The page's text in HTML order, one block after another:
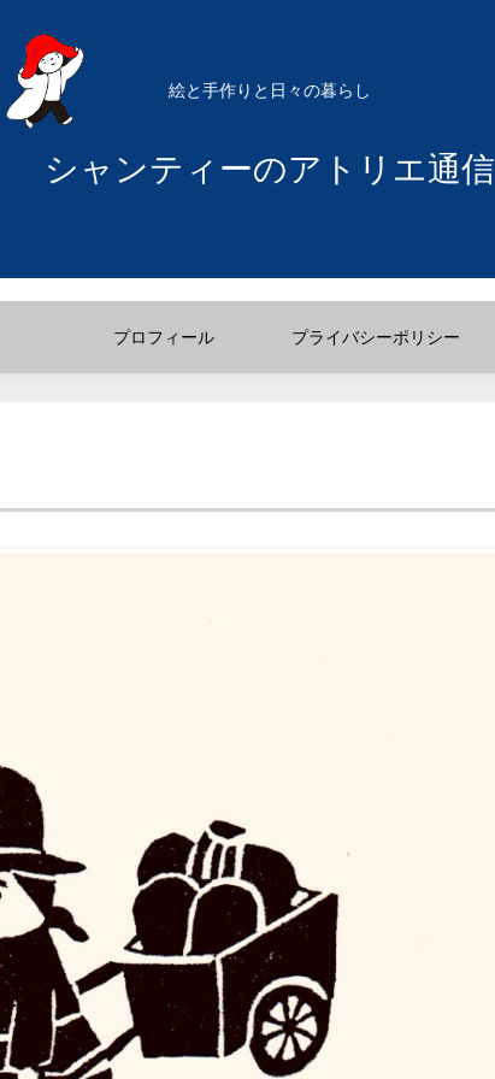
絵と手作りと日々の暮らし
シャンティーのアトリエ通信
プロフィール プライバシーポリシー